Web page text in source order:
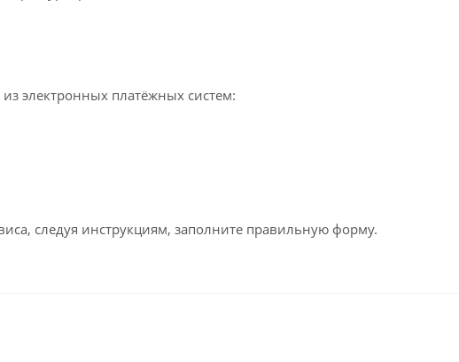
электронных платёжных систем:
следуя инструкциям, заполните правильную форму.